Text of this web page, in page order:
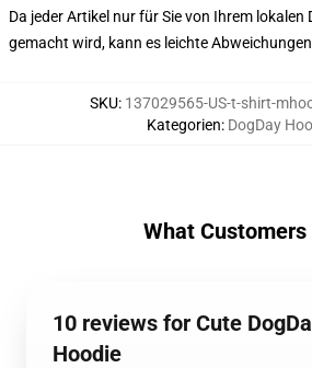
Da jeder Artikel nur für Sie von Ihrem
gemacht wird, kann es leichte
SKU: 137029565-US-t-shirt-
Kategorien: DogDay
What Customers
10 reviews for Cute
Hoodie